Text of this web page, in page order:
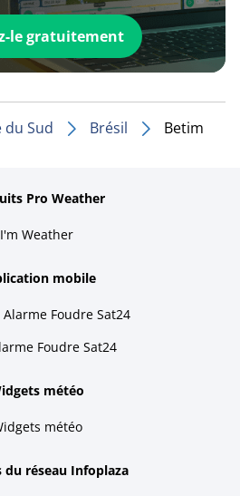
le gratuitement
Sud Brésil Betim
Pro Weather
I'm Weather
mobile
Foudre Sat24
Foudre Sat24
météo
météo
du réseau Infoplaza